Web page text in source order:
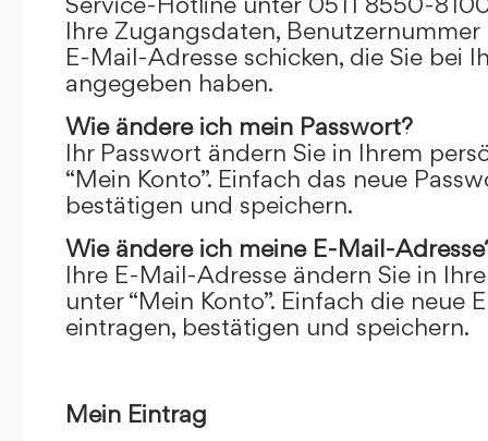
Ihre Zugangsdaten,
E-Mail-Adresse schicken, die Sie bei
angegeben haben.
Wie ändere ich mein Passwort?
Ihr Passwort ändern Sie in Ihrem
“Mein Konto”. Einfach das neue
bestätigen und speichern.
Wie ändere ich meine E-Mail-
Ihre E-Mail-Adresse ändern Sie in
unter “Mein Konto”. Einfach die neue
eintragen, bestätigen und speichern.
Mein Eintrag